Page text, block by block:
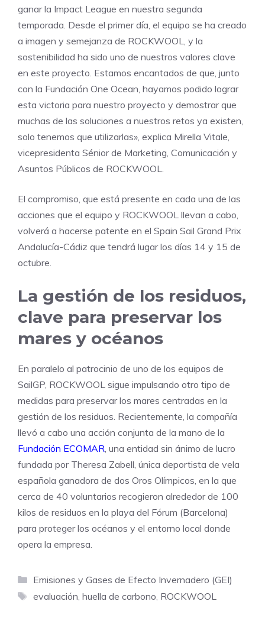
ganar la Impact League en nuestra segunda
temporada. Desde el primer día, el equipo se ha creado
a imagen y semejanza de ROCKWOOL, y la
sostenibilidad ha sido uno de nuestros valores clave
en este proyecto. Estamos encantados de que, junto
con la Fundación One Ocean, hayamos podido lograr
esta victoria para nuestro proyecto y demostrar que
muchas de las soluciones a nuestros retos ya existen,
solo tenemos que utilizarlas», explica Mirella Vitale,
vicepresidenta Sénior de Marketing, Comunicación y
Asuntos Públicos de ROCKWOOL.
El compromiso, que está presente en cada una de las
acciones que el equipo y ROCKWOOL llevan a cabo,
volverá a hacerse patente en el Spain Sail Grand Prix
Andalucía-Cádiz que tendrá lugar los días 14 y 15 de
octubre.
La gestión de los residuos,
clave para preservar los
mares y océanos
En paralelo al patrocinio de uno de los equipos de
SailGP, ROCKWOOL sigue impulsando otro tipo de
medidas para preservar los mares centradas en la
gestión de los residuos. Recientemente, la compañía
llevó a cabo una acción conjunta de la mano de la
Fundación ECOMAR, una entidad sin ánimo de lucro
fundada por Theresa Zabell, única deportista de vela
española ganadora de dos Oros Olímpicos, en la que
cerca de 40 voluntarios recogieron alrededor de 100
kilos de residuos en la playa del Fórum (Barcelona)
para proteger los océanos y el entorno local donde
opera la empresa.
Categorías
Emisiones y Gases de Efecto Invernadero (GEI)
Etiquetas
evaluación, huella de carbono, ROCKWOOL